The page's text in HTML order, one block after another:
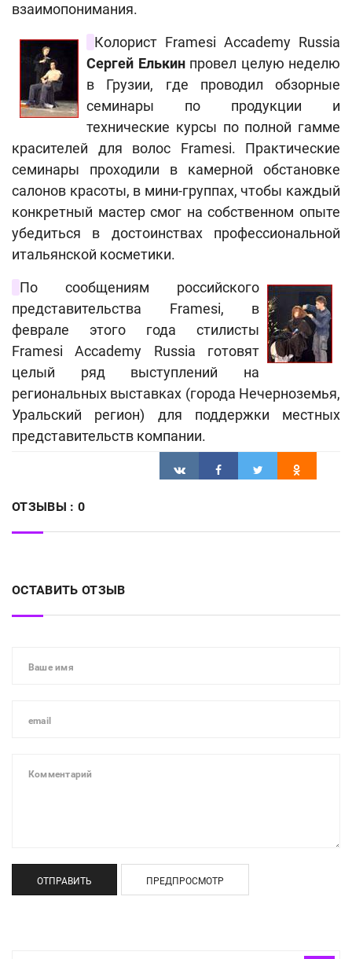
взаимопонимания.
Колорист Framesi Accademy Russia
Сергей Елькинпровел целую неделю
в Грузии, где проводил обзорные
семинары по продукции и
технические курсы по полной гамме
красителей для волос Framesi. Практические
семинары проходили в камерной обстановке
салонов красоты, в мини-группах, чтобы каждый
конкретный мастер смог на собственном опыте
убедиться в достоинствах профессиональной
итальянской косметики.
По сообщениям российского
представительства Framesi, в
феврале этого года стилисты
Framesi Accademy Russia готовят
целый ряд выступлений на
региональных выставках (города Нечерноземья,
Уральский регион) для поддержки местных
представительств компании.
ОТЗЫВЫ : 0
ОСТАВИТЬ ОТЗЫВ
ОТПРАВИТЬ ПРЕДПРОСМОТР